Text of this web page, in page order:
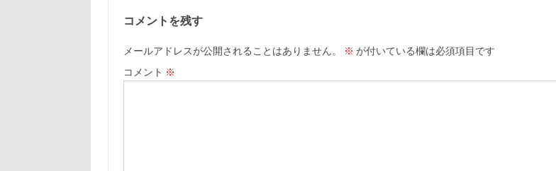
コメントを残す
メールアドレスが公開されることはありません。 ※ が付いている欄は必須項目です
コメント ※